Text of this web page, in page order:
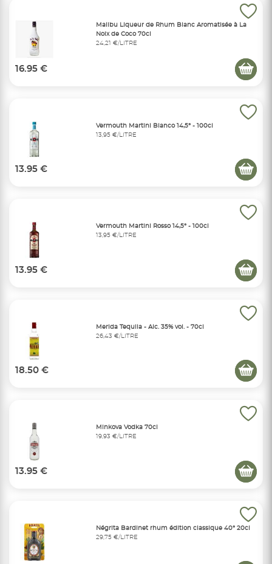
Malibu Liqueur de Rhum Blanc Aromatisée à La
Noix de Coco 70cl
24,21 €/LITRE
16.95 €
Vermouth Martini Bianco 14,5° - 100cl
13,95 €/LITRE
13.95 €
Vermouth Martini Rosso 14,5° - 100cl
13,95 €/LITRE
13.95 €
Merida Tequila - Alc. 35% vol. - 70cl
26,43 €/LITRE
18.50 €
Minkova Vodka 70cl
19,93 €/LITRE
13.95 €
Négrita Bardinet rhum édition classique 40° 20cl
29,75 €/LITRE